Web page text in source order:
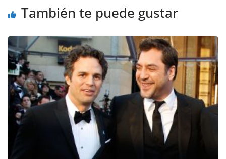
También te puede gustar